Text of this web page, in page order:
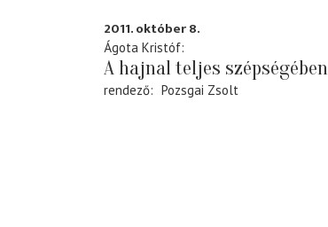
2011. október 8.
Ágota Kristóf
A hajnal teljes szépségében
rendező Pozsgai Zsolt